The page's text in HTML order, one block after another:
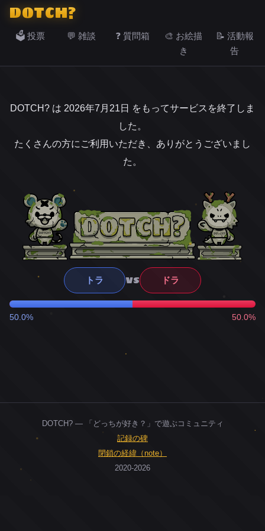
DOTCH?
🗳️ 投票 💬 雑談 ❓ 質問箱
🎨 お絵描
き
📝 活動報
告
DOTCH? は 2026年7月21日 をもってサービスを終了しま
した。
たくさんの方にご利用いただき、ありがとうございまし
た。
トラ VS ドラ
50.0% 50.0%
DOTCH? — 「どっちが好き？」で遊ぶコミュニティ
記録の碑
閉鎖の経緯（note）
2020-2026